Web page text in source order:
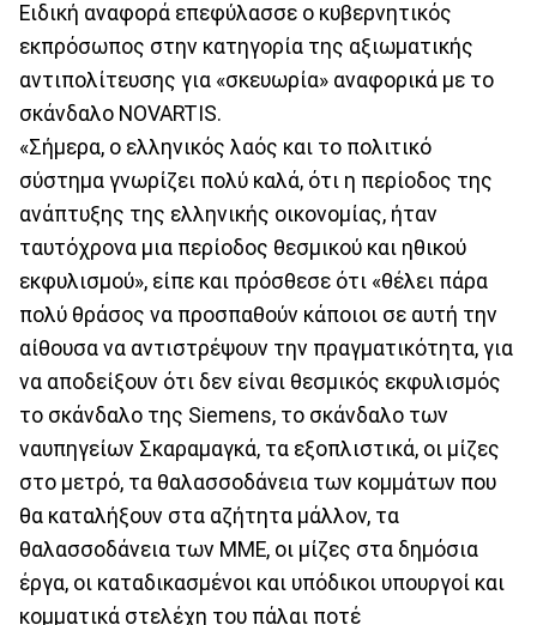
Ειδική αναφορά επεφύλασσε ο κυβερνητικός
εκπρόσωπος στην κατηγορία της αξιωματικής
αντιπολίτευσης για «σκευωρία» αναφορικά με το
σκάνδαλο NOVARTIS.
«Σήμερα, ο ελληνικός λαός και το πολιτικό
σύστημα γνωρίζει πολύ καλά, ότι η περίοδος της
ανάπτυξης της ελληνικής οικονομίας, ήταν
ταυτόχρονα μια περίοδος θεσμικού και ηθικού
εκφυλισμού», είπε και πρόσθεσε ότι «θέλει πάρα
πολύ θράσος να προσπαθούν κάποιοι σε αυτή την
αίθουσα να αντιστρέψουν την πραγματικότητα, για
να αποδείξουν ότι δεν είναι θεσμικός εκφυλισμός
το σκάνδαλο της Siemens, το σκάνδαλο των
ναυπηγείων Σκαραμαγκά, τα εξοπλιστικά, οι μίζες
στο μετρό, τα θαλασσοδάνεια των κομμάτων που
θα καταλήξουν στα αζήτητα μάλλον, τα
θαλασσοδάνεια των ΜΜΕ, οι μίζες στα δημόσια
έργα, οι καταδικασμένοι και υπόδικοι υπουργοί και
κομματικά στελέχη του πάλαι ποτέ